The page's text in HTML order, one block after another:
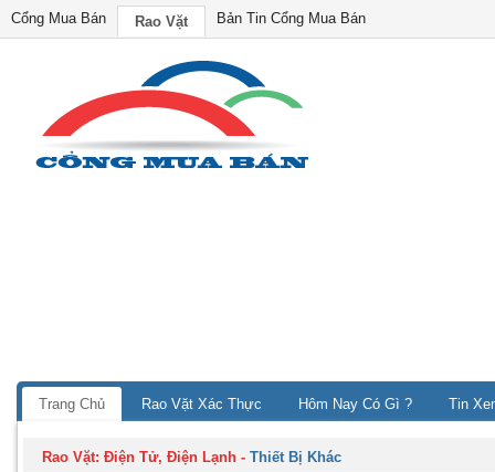
Cổng Mua Bán Rao Vặt Bản Tin Cổng Mua Bán
Trang Chủ Rao Vặt Xác Thực Hôm Nay Có Gì ? Tin
Rao Vặt:Điện Tử, Điện Lạnh -Thiết Bị Khác